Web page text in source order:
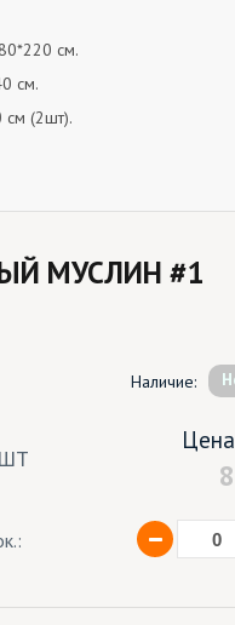
см.
см.
см (2шт).
МУСЛИН #1
Наличие: